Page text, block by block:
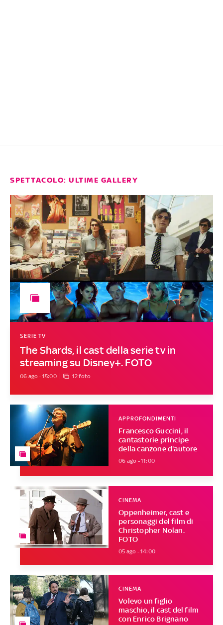
SPETTACOLO: ULTIME GALLERY
The Shards, il cast della serie tv in
streaming su Disney+. FOTO
SERIE TV
06 ago - 15:00 12 foto
Francesco Guccini, il
cantastorie principe
della canzone d'autore
APPROFONDIMENTI
06 ago - 11:00
Oppenheimer, cast e
personaggi del film di
Christopher Nolan.
FOTO
CINEMA
05 ago - 14:00
Volevo un figlio
maschio, il cast del film
con Enrico Brignano
CINEMA